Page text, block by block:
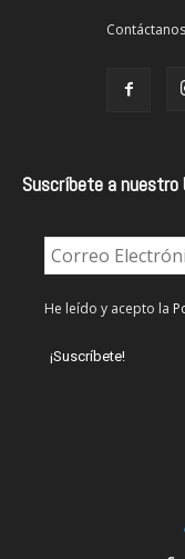
Suscríbete a nuestro
He leído y acepto la